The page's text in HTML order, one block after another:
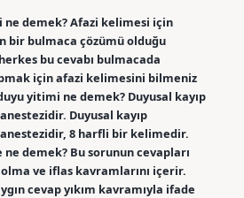
demek? Afazi kelimesi için
bir bulmaca çözümü olduğu
bu cevabı bulmacada
için afazi kelimesini bilmeniz
yitimi ne demek? Duyusal kayıp
Duyusal kayıp
anestezidir, 8 harfli bir kelimedir.
demek? Bu sorunun cevapları
ve iflas kavramlarını içerir.
cevap yıkım kavramıyla ifade